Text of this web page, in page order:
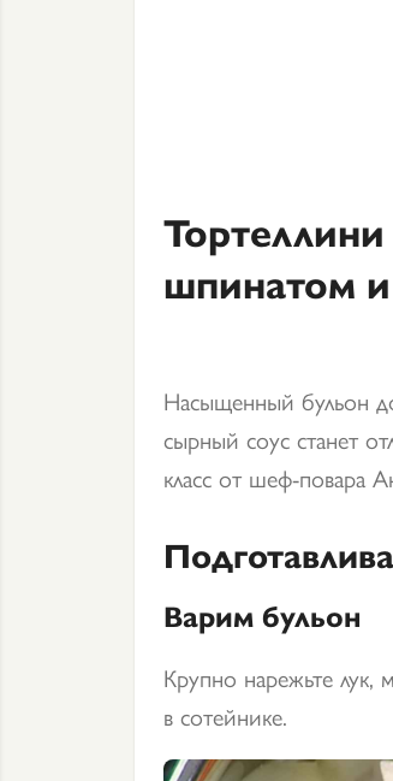
шпинатом
Насыщенный бульон
сырный соус станет
класс от шеф-повара
Варим бульон
Крупно нарежьте
в сотейнике.